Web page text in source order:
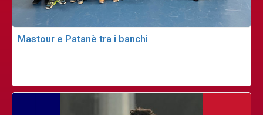
Mastour e Patanè tra i banchi